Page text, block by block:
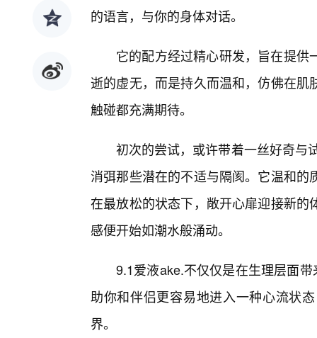
的语言，与你的身体对话。
它的配方经过精心研发，旨在提
逝的虚无，而是持久而温和，仿佛在
触碰都充满期待。
初次的尝试，或许带着一丝好奇与
消弭那些潜在的不适与隔阂。它温和
在最放松的状态下，敞开心扉迎接新
感便开始如潮水般涌动。
9.1爱液ake.不仅仅是在生理层面
助你和伴侣更容易地进入一种心流状
界。